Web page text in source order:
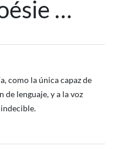
…
como la única capaz de
lenguaje, y a la voz
indecible.